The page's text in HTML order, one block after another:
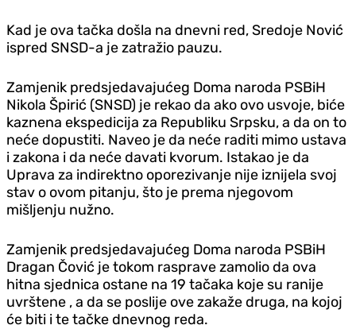
Kad je ova tačka došla na dnevni red, Sredoje Nović
ispred SNSD-a je zatražio pauzu.
Zamjenik predsjedavajućeg Doma naroda PSBiH
Nikola Špirić (SNSD) je rekao da ako ovo usvoje, biće
kaznena ekspedicija za Republiku Srpsku, a da on to
neće dopustiti. Naveo je da neće raditi mimo ustava
i zakona i da neće davati kvorum. Istakao je da
Uprava za indirektno oporezivanje nije iznijela svoj
stav o ovom pitanju, što je prema njegovom
mišljenju nužno.
Zamjenik predsjedavajućeg Doma naroda PSBiH
Dragan Čović je tokom rasprave zamolio da ova
hitna sjednica ostane na 19 tačaka koje su ranije
uvrštene , a da se poslije ove zakaže druga, na kojoj
će biti i te tačke dnevnog reda.